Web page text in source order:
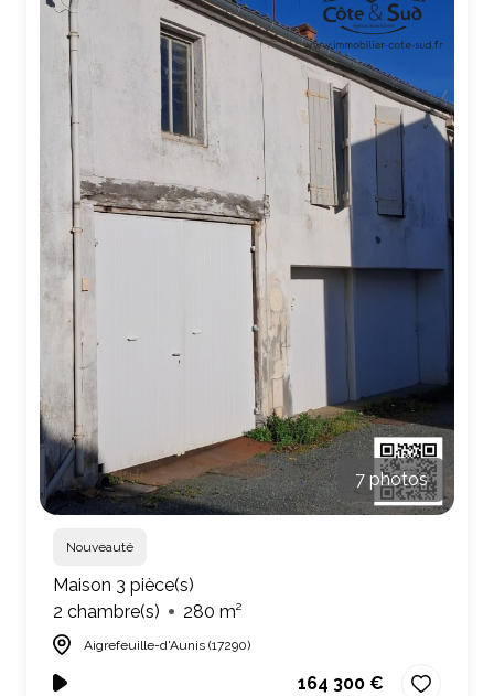
7 photos
Nouveauté
Maison 3 pièce(s)
2 chambre(s)
280 m²
Aigrefeuille-d'Aunis (17290)
164 300 €